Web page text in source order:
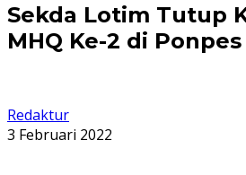
Sekda Lotim Tutup
MHQ Ke-2 di
Redaktur
3 Februari 2022